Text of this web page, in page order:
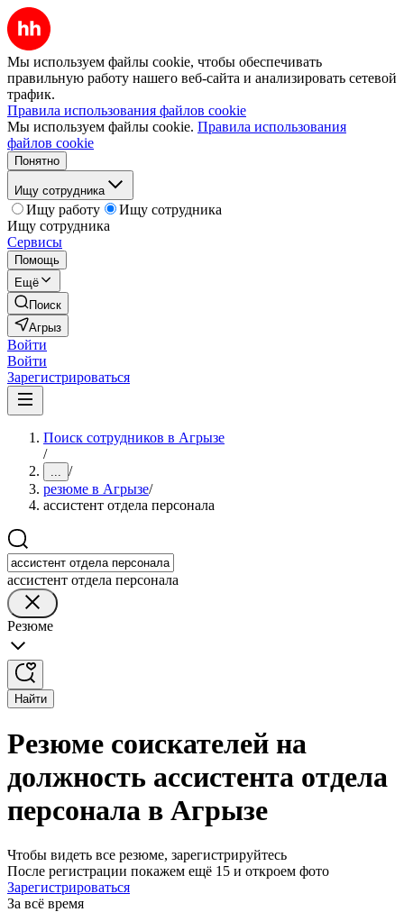
Мы используем файлы cookie, чтобы обеспечивать
правильную работу нашего веб-сайта и анализировать сетевой
трафик.
Правила использования файлов cookie
Мы используем файлы cookie. Правила использования
файлов cookie
Понятно
Ищу сотрудника
Ищу работу
Ищу сотрудника
Ищу сотрудника
Сервисы
Помощь
Ещё
Поиск
Агрыз
Войти
Войти
Зарегистрироваться
Поиск сотрудников в Агрызе
/
... /
резюме в Агрызе/
ассистент отдела персонала
ассистент отдела персонала
Резюме
Найти
Резюме соискателей на
должность ассистента отдела
персонала в Агрызе
Чтобы видеть все резюме, зарегистрируйтесь
После регистрации покажем ещё 15 и откроем фото
Зарегистрироваться
За всё время